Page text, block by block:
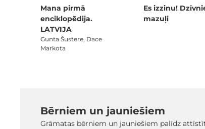
Mana pirmā
enciklopēdija.
LATVIJA
Gunta Šustere, Dace
Markota
Es izzinu!
mazuļi
Bērniem un jauniešiem
Grāmatas bērniem un jauniešiem palīdz